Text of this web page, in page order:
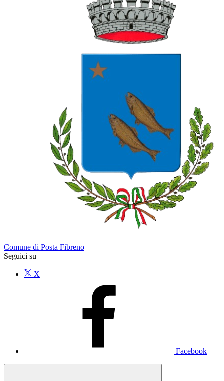
Comune di Posta Fibreno
Seguici su
X
Facebook